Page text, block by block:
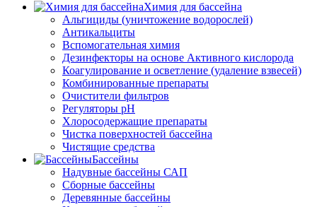
Химия для бассейна
Альгициды (уничтожение водорослей)
Антикальциты
Вспомогательная химия
Дезинфекторы на основе Активного кислорода
Коагулирование и осветление (удаление взвесей)
Комбинированные препараты
Очистители фильтров
Регуляторы pH
Хлоросодержащие препараты
Чистка поверхностей бассейна
Чистящие средства
Бассейны
Надувные бассейны САП
Сборные бассейны
Деревянные бассейны